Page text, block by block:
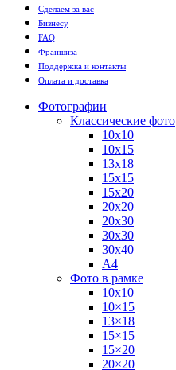
Сделаем за вас
Бизнесу
FAQ
Франшиза
Поддержка и контакты
Оплата и доставка
Фотографии
Классические фото
10х10
10х15
13х18
15х15
15х20
20х20
20х30
30х30
30х40
А4
Фото в рамке
10х10
10×15
13×18
15×15
15×20
20×20